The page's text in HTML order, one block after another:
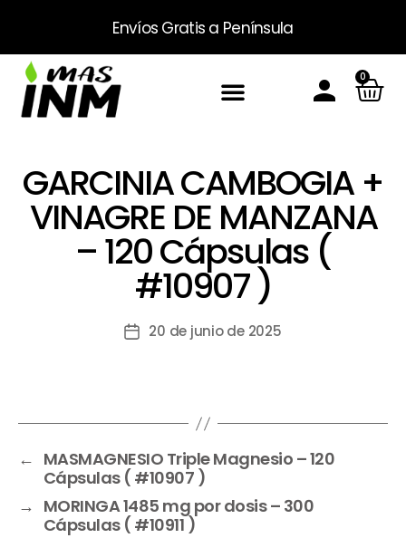
Envíos Gratis a Península
0
GARCINIA CAMBOGIA +
VINAGRE DE MANZANA
– 120 Cápsulas (
#10907 )
20 de junio de 2025
← MASMAGNESIO Triple Magnesio – 120
Cápsulas ( #10907 )
→ MORINGA 1485 mg por dosis – 300
Cápsulas ( #10911 )